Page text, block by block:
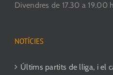
Divendres de 17.30 a 19.00 h
NOTÍCIES
Últims partits de lliga, i el